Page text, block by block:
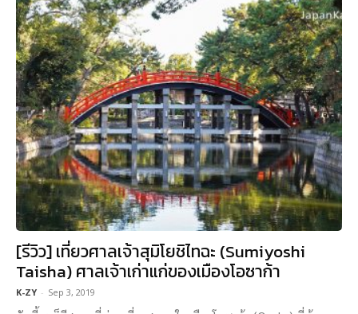
[รีวิว] เที่ยวศาลเจ้าสุมิโยชิไทฉะ (Sumiyoshi
Taisha) ศาลเจ้าเก่าแก่ของเมืองโอซาก้า
K-ZY - Sep 3, 2019